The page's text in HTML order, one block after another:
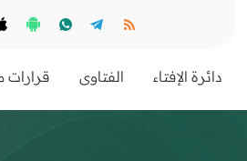
دائرة الإفتاء الفتاوى قرارات